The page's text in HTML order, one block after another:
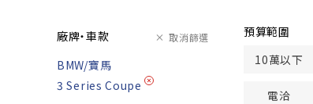
廠牌・車款 取消篩選
BMW/寶馬
3 Series Coupe
預算範圍
10萬以下
電洽